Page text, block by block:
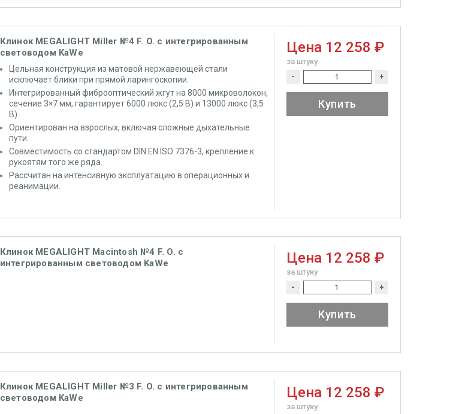
Клинок MEGALIGHT Miller №4 F. O. с интегрированным
световодом KaWe
Цельная конструкция из матовой нержавеющей стали
исключает блики при прямой ларингоскопии.
Интегрированный фиброоптический жгут на 8000 микроволокон,
сечение 3×7 мм, гарантирует 6000 люкс (2,5 В) и 13000 люкс (3,5
В).
Ориентирован на взрослых, включая сложные дыхательные
пути.
Совместимость со стандартом DIN EN ISO 7376-3, крепление к
рукоятям того же ряда.
Рассчитан на интенсивную эксплуатацию в операционных и
реанимации.
Цена 12 258 ₽
за штуку
- +
Купить
Клинок MEGALIGHT Macintosh №4 F. O. с
интегрированным световодом KaWe
Цена 12 258 ₽
за штуку
- +
Купить
Клинок MEGALIGHT Miller №3 F. O. с интегрированным
световодом KaWe
Цена 12 258 ₽
за штуку